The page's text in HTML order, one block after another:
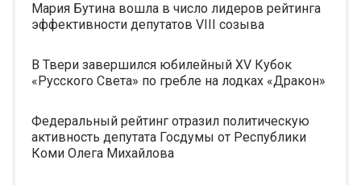
Мария Бутина вошла в число лидеров рейтинга
эффективности депутатов VIII созыва
В Твери завершился юбилейный XV Кубок
«Русского Света» по гребле на лодках «Дракон»
Федеральный рейтинг отразил политическую
активность депутата Госдумы от Республики
Коми Олега Михайлова